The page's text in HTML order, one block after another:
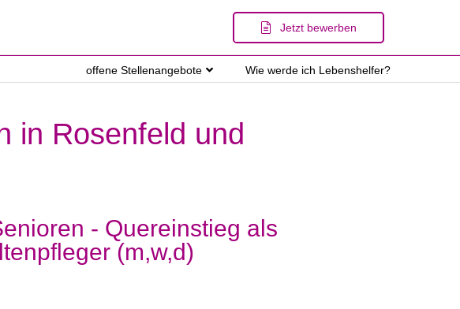
Jetzt bewerben
offene Stellenangebote Wie werde ich Lebenshelfer?
in Rosenfeld und
- Quereinstieg als
(m,w,d)